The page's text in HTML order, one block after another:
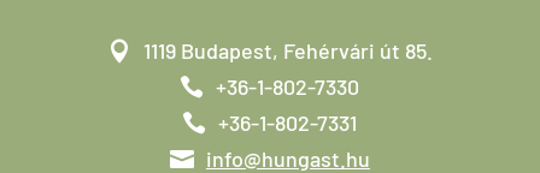
1119 Budapest, Fehérvári út 85.
+36-1-802-7330
+36-1-802-7331
info@hungast.hu